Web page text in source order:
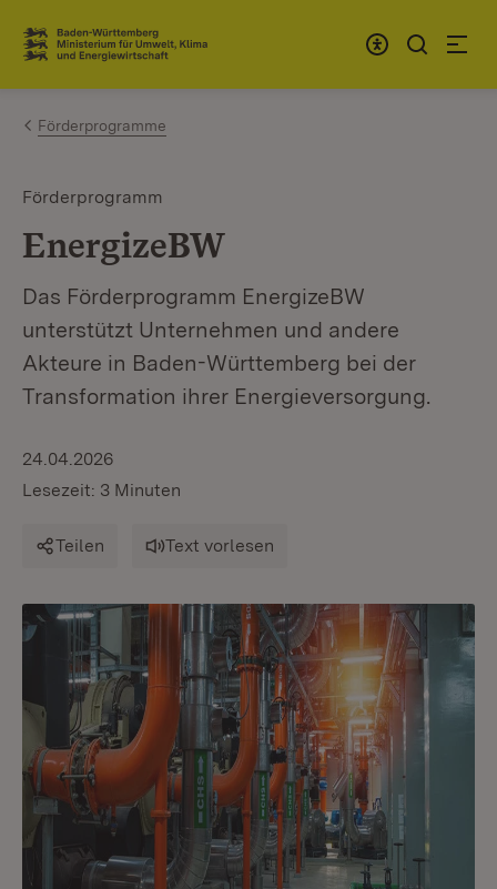
Zum Inhalt springen
Link zur Startseite
Förderprogramme
Förderprogramm
EnergizeBW
Das Förderprogramm EnergizeBW
unterstützt Unternehmen und andere
Akteure in Baden-Württemberg bei der
Transformation ihrer Energieversorgung.
24.04.2026
Lesezeit: 3 Minuten
Teilen Text vorlesen